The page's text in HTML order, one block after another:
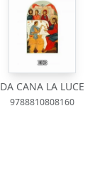
DA CANA LA LUCE
9788810808160